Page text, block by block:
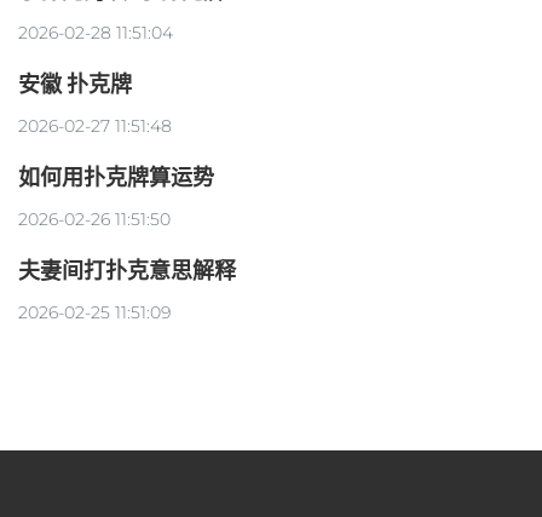
2026-02-28 11:51:04
安徽 扑克牌
2026-02-27 11:51:48
如何用扑克牌算运势
2026-02-26 11:51:50
夫妻间打扑克意思解释
2026-02-25 11:51:09